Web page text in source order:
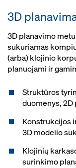
3D
3D planavimo
sukuriamas
(arba) klojinio
planuojami ir
Struktūros
duomenys, 2D
Konstrukcijos
3D modelio
Klojinių
surinkimo